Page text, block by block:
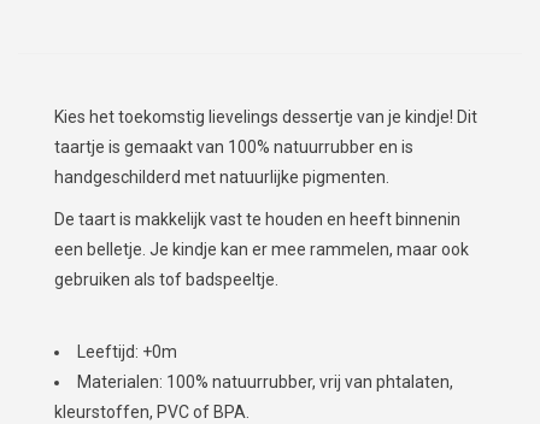
Kies het toekomstig lievelings dessertje van je kindje! Dit
taartje is gemaakt van 100% natuurrubber en is
handgeschilderd met natuurlijke pigmenten.
De taart is makkelijk vast te houden en heeft binnenin
een belletje. Je kindje kan er mee rammelen, maar ook
gebruiken als tof badspeeltje.
Leeftijd: +0m
Materialen: 100% natuurrubber, vrij van phtalaten,
kleurstoffen, PVC of BPA.